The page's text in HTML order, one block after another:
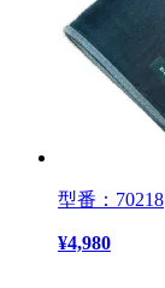
型番：70218
¥4,980